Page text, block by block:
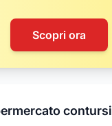
Scopri ora
contursi